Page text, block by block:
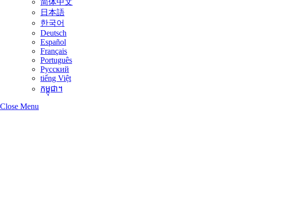
简体中文
日本語
한국어
Deutsch
Español
Français
Português
Русский
tiếng Việt
កម្ពុជា។
Close Menu